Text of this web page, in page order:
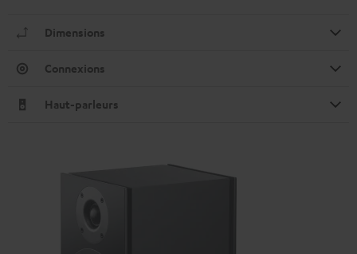
Dimensions
Connexions
Haut-parleurs